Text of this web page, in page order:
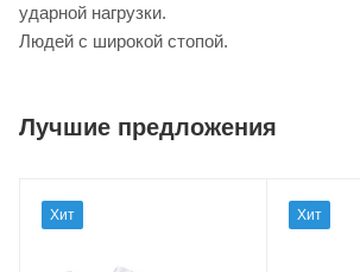
ударной нагрузки.
Людей с широкой стопой.
Лучшие предложения
Хит Хит